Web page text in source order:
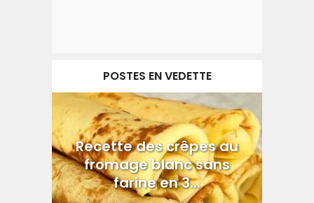
POSTES EN VEDETTE
Recette des crêpes au
fromage blanc sans
farine en 3...